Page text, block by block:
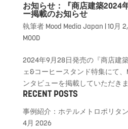
お知らせ：『商店建築2024
ー掲載のお知らせ
執筆者 Mood Media Japan |10月
MOOD
2024年9月28日発売の『商店建
ェ&コーヒースタンド特集にて
ンタビューを掲載していただき
RECENT POSTS
事例紹介：ホテルメトロポリタ
4月 2026